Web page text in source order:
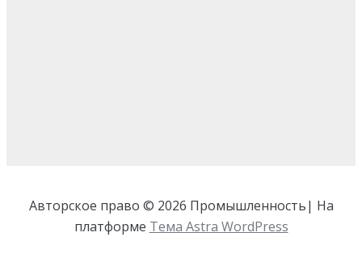
Авторское право © 2026 Промышленность| На
платформе Тема Astra WordPress